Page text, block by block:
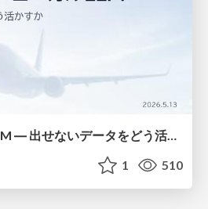
Copilot×ローカルLLM ― 出せないデータをどう活かすか
1 510